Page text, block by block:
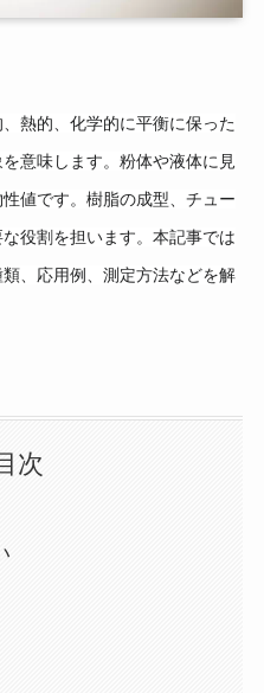
熱的、化学的に平衡に保った
意味します。粉体や液体に見
値です。樹脂の成型、チュー
役割を担います。本記事では
、応用例、測定方法などを解
次